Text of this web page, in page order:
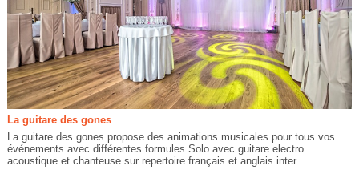
La guitare des gones
La guitare des gones propose des animations musicales pour tous vos
événements avec différentes formules.Solo avec guitare electro
acoustique et chanteuse sur repertoire français et anglais inter...